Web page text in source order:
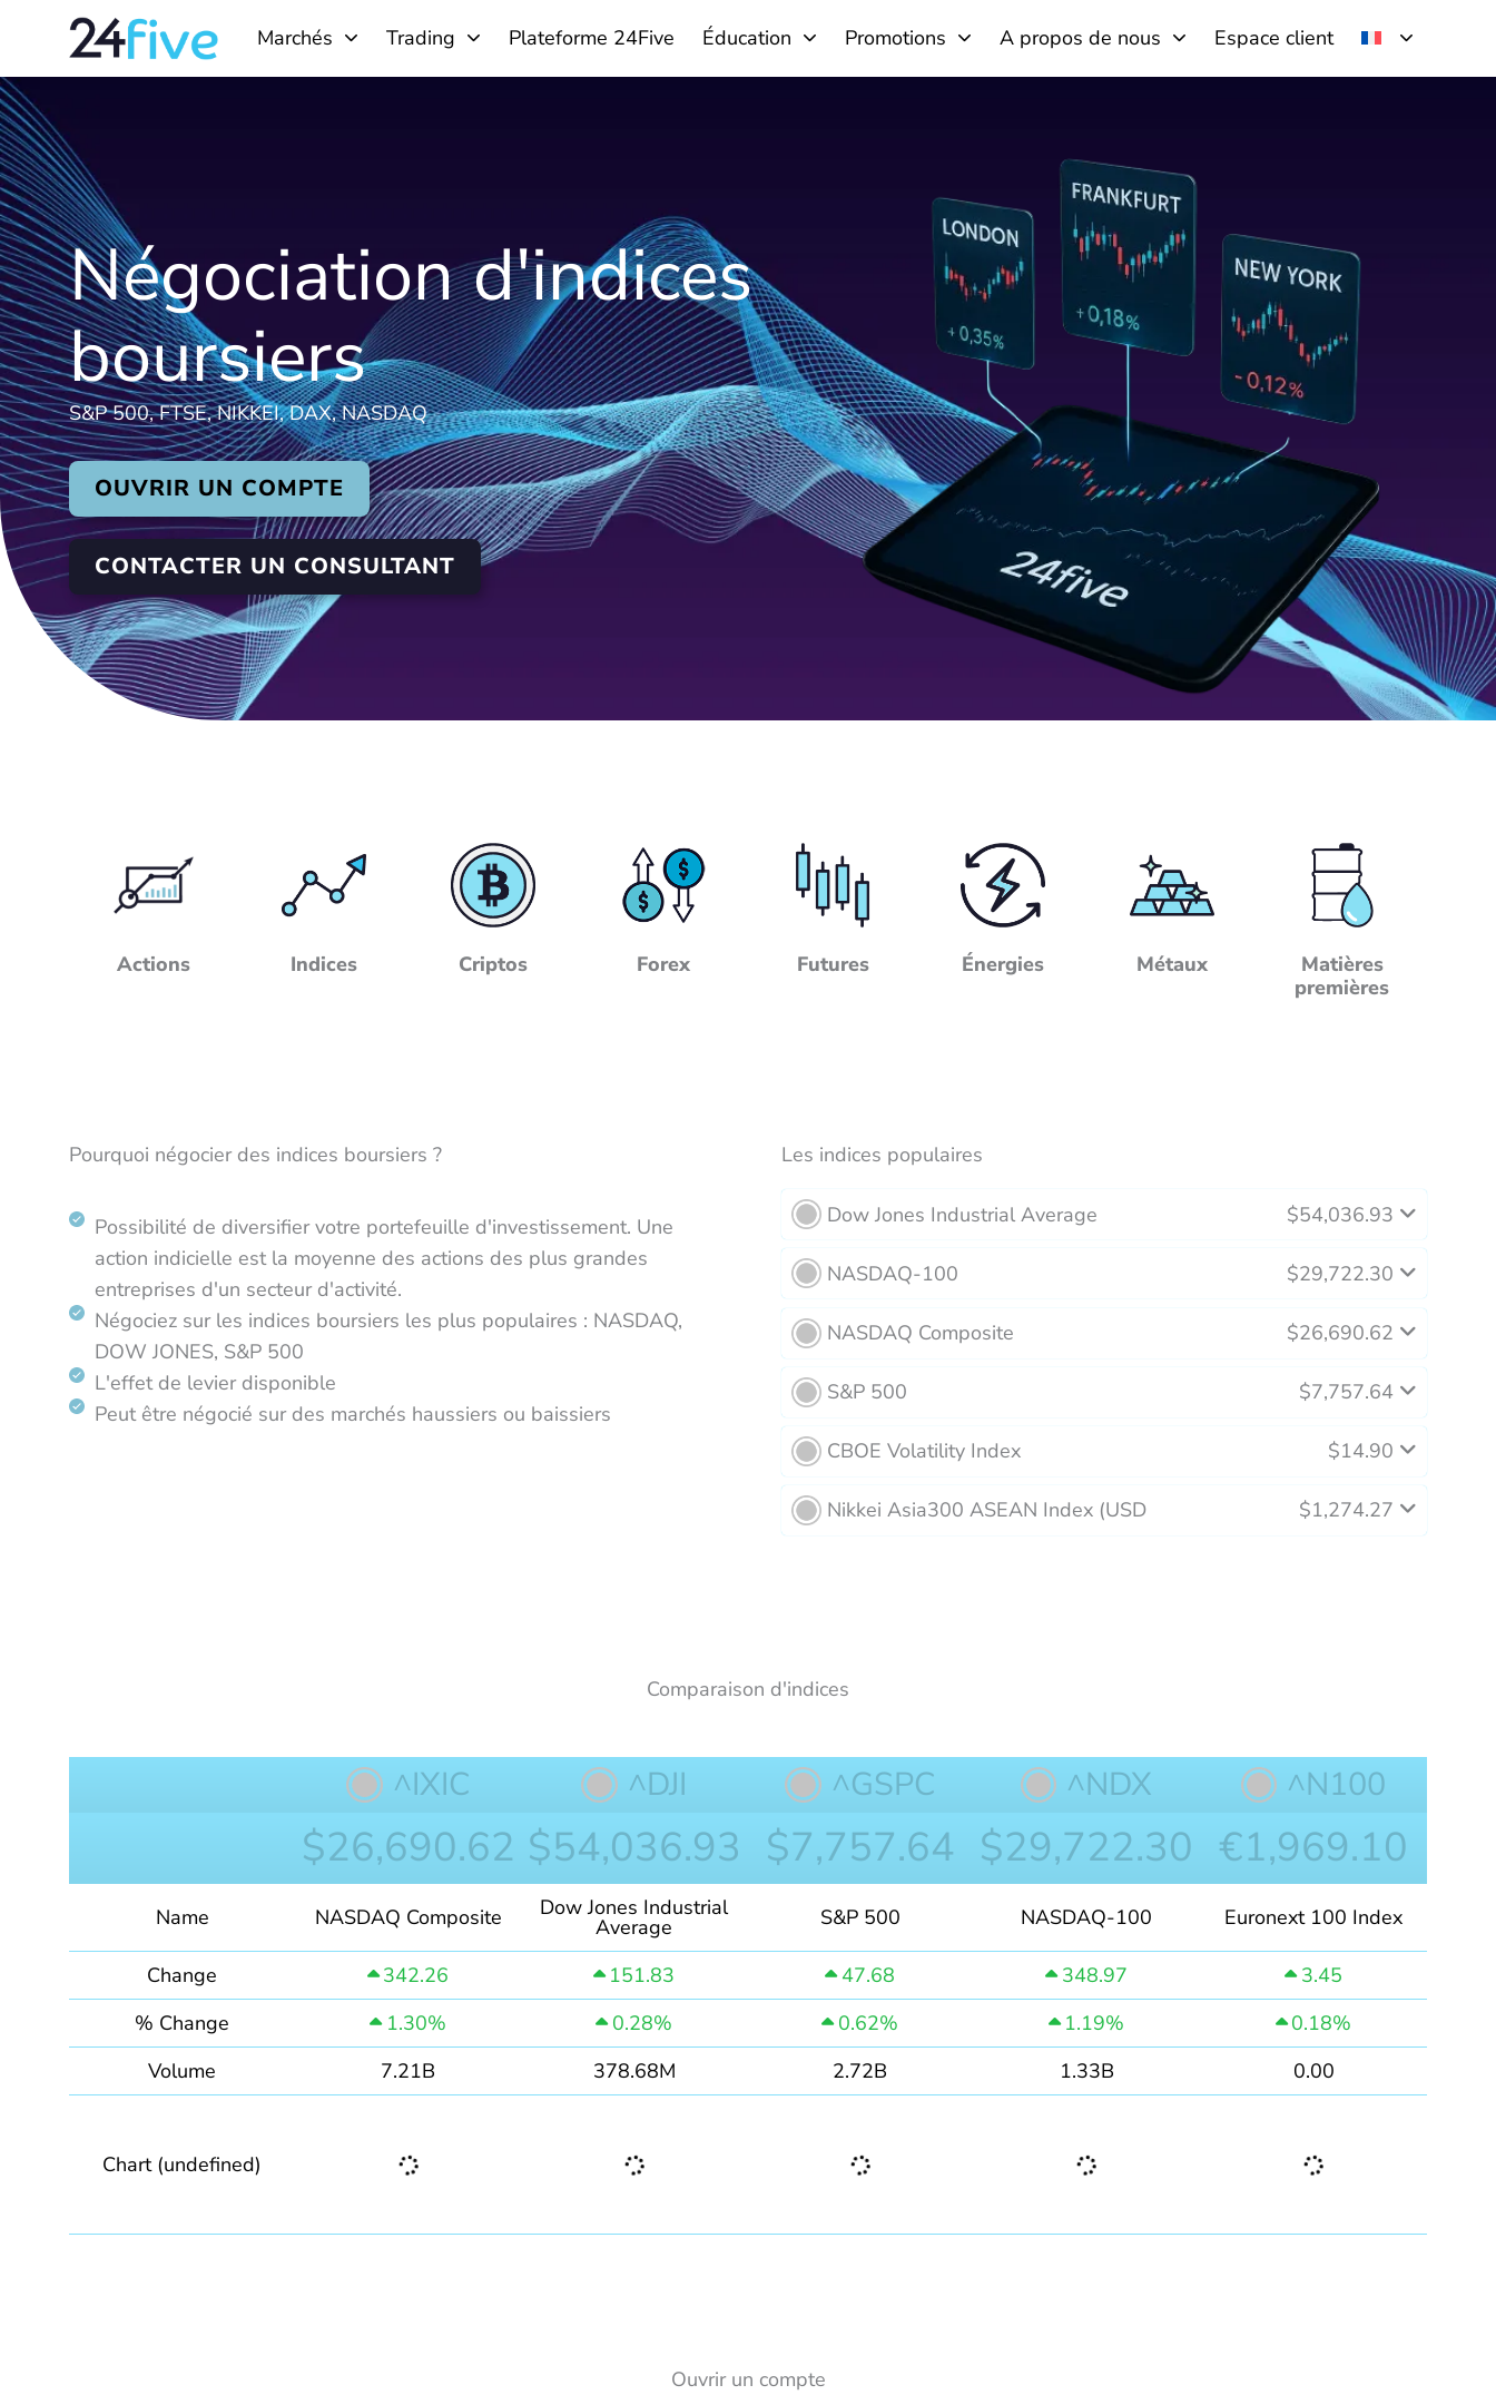
contenu
Marchés Trading Plateforme 24Five Éducation Promotions A propos de nous Espace client
Négociation d'indices
boursiers
S&P 500, FTSE, NIKKEI, DAX, NASDAQ
OUVRIR UN COMPTE
CONTACTER UN CONSULTANT
Actions Indices Criptos Forex Futures Énergies Métaux
Matières
premières
Pourquoi négocier des indices boursiers ?
Possibilité de diversifier votre portefeuille d'investissement. Une
action indicielle est la moyenne des actions des plus grandes
entreprises d'un secteur d'activité.
Négociez sur les indices boursiers les plus populaires : NASDAQ,
DOW JONES, S&P 500
L'effet de levier disponible
Peut être négocié sur des marchés haussiers ou baissiers
Les indices populaires
Dow Jones Industrial Average $54,036.93
NASDAQ-100 $29,722.30
NASDAQ Composite $26,690.62
S&P 500 $7,757.64
CBOE Volatility Index $14.90
Nikkei Asia300 ASEAN Index (USD $1,274.27
Comparaison d'indices
^IXIC ^DJI ^GSPC ^NDX ^N100
$26,690.62 $54,036.93 $7,757.64 $29,722.30 €1,969.10
Name NASDAQ Composite Dow Jones Industrial
Average S&P 500 NASDAQ-100 Euronext 100 Index
Change 342.26 151.83 47.68 348.97
3.45
% Change
1.30% 0.28% 0.62% 1.19%
0.18%
Volume
7.21B 378.68M 2.72B 1.33B 0.00
Chart (undefined)
Ouvrir un compte